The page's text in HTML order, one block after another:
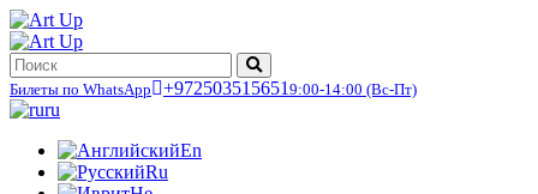
Билеты по WhatsApp +972503515651 9:00-14:00 (Вс-Пт)
ru
En
Ru